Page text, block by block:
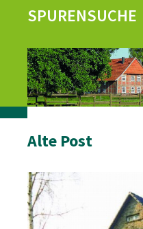
SPURENSUCHE
Alte Post